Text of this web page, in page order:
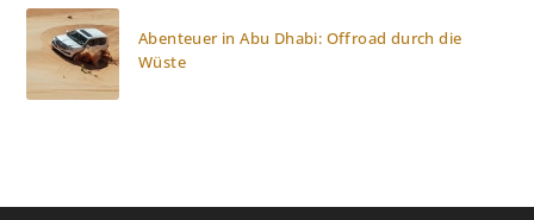
Abenteuer in Abu Dhabi: Offroad durch die
Wüste